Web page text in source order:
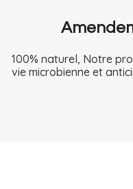
100% naturel, Notre
vie microbienne et